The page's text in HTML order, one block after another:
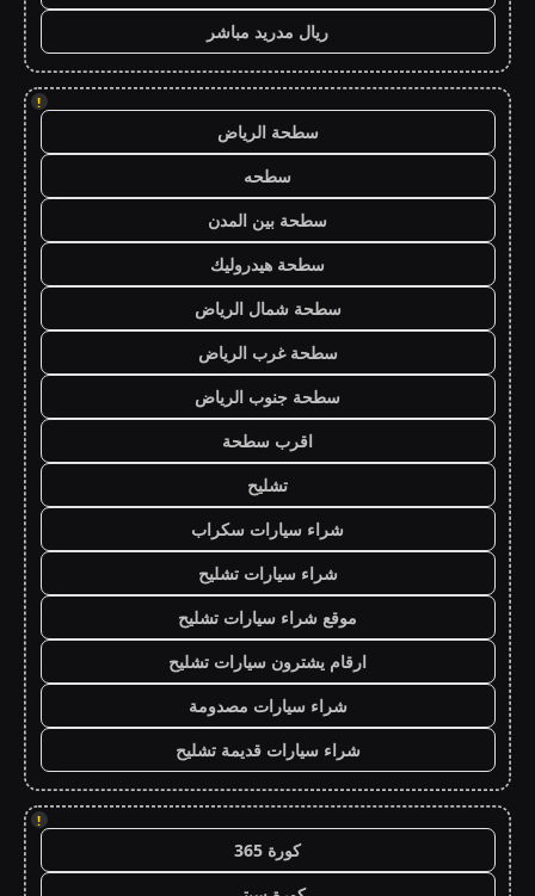
ريال مدريد مباشر
!
سطحة الرياض
سطحه
سطحة بين المدن
سطحة هيدروليك
سطحة شمال الرياض
سطحة غرب الرياض
سطحة جنوب الرياض
اقرب سطحة
تشليح
شراء سيارات سكراب
شراء سيارات تشليح
موقع شراء سيارات تشليح
ارقام يشترون سيارات تشليح
شراء سيارات مصدومة
شراء سيارات قديمة تشليح
!
كورة 365